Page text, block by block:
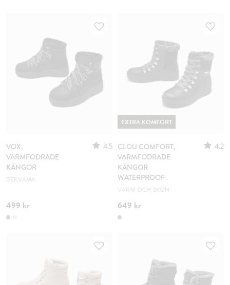
VOX,
VARMFODRADE
KÄNGOR
4.5
BEKVÄMA
499 kr
CLOU COMFORT,
VARMFODRADE
KÄNGOR
WATERPROOF
4.2
VARM OCH SKÖN
649 kr
EXTRA KOMFORT